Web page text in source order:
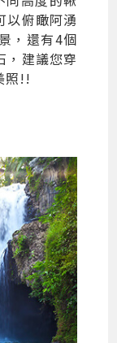
以俯瞰阿湧
，還有4個
，建議您穿
照!!